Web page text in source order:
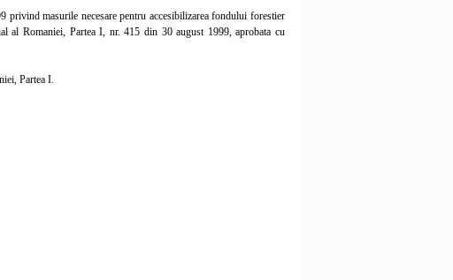
masurile necesare pentru accesibilizarea fondului forestier
Romaniei, Partea I, nr. 415 din 30 august 1999, aprobata cu
Partea I.